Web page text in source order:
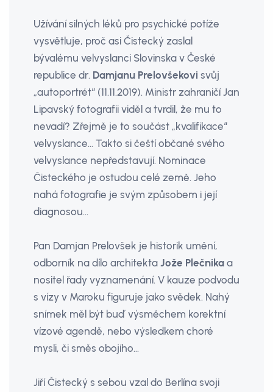
Užívání silných léků pro psychické potíže
vysvětluje, proč asi Čistecký zaslal
bývalému velvyslanci Slovinska v České
republice dr. Damjanu Prelovšekovi svůj
„autoportrét“ (11.11.2019). Ministr zahraničí Jan
Lipavský fotografii viděl a tvrdil, že mu to
nevadí? Zřejmě je to součást „kvalifikace“
velvyslance… Takto si čeští občané svého
velvyslance nepředstavují. Nominace
Čisteckého je ostudou celé země. Jeho
nahá fotografie je svým způsobem i její
diagnosou…
Pan Damjan Prelovšek je historik umění,
odborník na dílo architekta Jože Plečnika a
nositel řady vyznamenání. V kauze podvodu
s vízy v Maroku figuruje jako svědek. Nahý
snímek měl být buď výsměchem korektní
vízové agendě, nebo výsledkem choré
mysli, či směs obojího…
Jiří Čistecký s sebou vzal do Berlína svoji